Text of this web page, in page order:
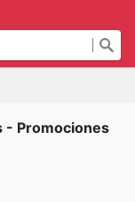
- Promociones